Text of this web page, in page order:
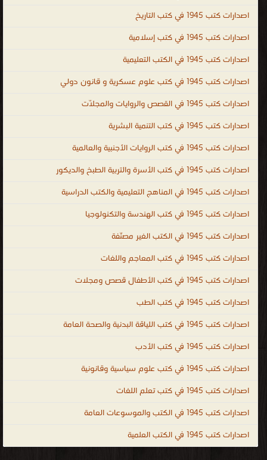
وحكايات للاطفال ممتعة ومسلية ، سلسلة القصص الإسلامية والتربوية
والتعليمية ، مواقع الطفل التربوية و الثقافية و العلمية ، مجلة نسيم
للاطفال ، مجلة إلكترونية خاصة بالطفل ، قصص و حكايات و علوم و
قصيرة ، قصص اطفال مكتوبة ، قصص اطفال قبل النوم ، قصص اطفال
بالصور ، قصص اطفال عالمية ، قصص اطفال طويلة ، قصص اطفال
فيديو ، قصص اطفال قصيرة جدا ، قصص أطفال عربية ، قصص اطفال
، children stories ، Story ، قصص اطفال اون لاين ، قصص اطفال
صوتية ، تحميل قصص للاطفال PDF ، قصص خيالية للاطفال ، قصص
اطفال خاصة بالحيوانات ، قصص حيوانات ، قصص طيور ، قصص مفيدة
للاطفال ، قصص حجا ، قصص الاطفال سندريلا , قصص الانبياء للاطفال
, قصة تعليمية مصورة للاطفال ، الأطفال قصص ومجلات
اصدارات كتب 1945 في كتب التاريخ
اصدارات كتب 1945 في كتب إسلامية
اصدارات كتب 1945 في الكتب التعليمية
اصدارات كتب 1945 في كتب علوم عسكرية و قانون دولي
اصدارات كتب 1945 في القصص والروايات والمجلّات
اصدارات كتب 1945 في كتب التنمية البشرية
اصدارات كتب 1945 في كتب الروايات الأجنبية والعالمية
اصدارات كتب 1945 في كتب الأسرة والتربية الطبخ والديكور
اصدارات كتب 1945 في المناهج التعليمية والكتب الدراسية
اصدارات كتب 1945 في كتب الهندسة والتكنولوجيا
اصدارات كتب 1945 في الكتب الغير مصنّفة
اصدارات كتب 1945 في كتب المعاجم واللغات
اصدارات كتب 1945 في كتب الأطفال قصص ومجلات
اصدارات كتب 1945 في كتب الطب
اصدارات كتب 1945 في كتب اللياقة البدنية والصحة العامة
اصدارات كتب 1945 في كتب الأدب
اصدارات كتب 1945 في كتب علوم سياسية وقانونية
اصدارات كتب 1945 في كتب تعلم اللغات
اصدارات كتب 1945 في الكتب والموسوعات العامة
اصدارات كتب 1945 في الكتب العلمية